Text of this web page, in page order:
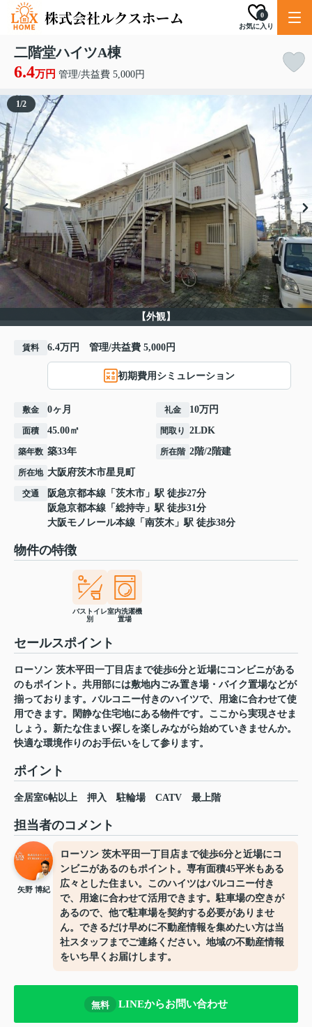
お気に入り
0
二階堂ハイツA棟
6.4万円 管理/共益費 5,000円
【外観】
1/2
賃料 6.4万円 管理/共益費 5,000円
初期費用シミュレーション
敷金 0ヶ月 礼金 10万円
面積 45.00㎡ 間取り 2LDK
築年数 築33年 所在階 2階/2階建
所在地 大阪府茨木市星見町
交通 阪急京都本線 「 茨木市 」駅 徒歩27分
阪急京都本線 「 総持寺 」駅 徒歩31分
大阪モノレール本線 「 南茨木 」駅 徒歩38分
物件の特徴
バストイレ
別
室内洗濯機
置場
セールスポイント
ローソン 茨木平田一丁目店まで徒歩6分と近場にコンビニがある
のもポイント。共用部には敷地内ごみ置き場・バイク置場などが
揃っております。バルコニー付きのハイツで、用途に合わせて使
用できます。閑静な住宅地にある物件です。ここから実現させま
しょう。新たな住まい探しを楽しみながら始めていきませんか。
快適な環境作りのお手伝いをして参ります。
ポイント
全居室6帖以上 押入 駐輪場 CATV 最上階
担当者のコメント
矢野 博紀
ローソン 茨木平田一丁目店まで徒歩6分と近場にコ
ンビニがあるのもポイント。専有面積45平米もある
広々とした住まい。このハイツはバルコニー付き
で、用途に合わせて活用できます。駐車場の空きが
あるので、他で駐車場を契約する必要がありませ
ん。できるだけ早めに不動産情報を集めたい方は当
社スタッフまでご連絡ください。地域の不動産情報
をいち早くお届けします。
無料 LINEからお問い合わせ